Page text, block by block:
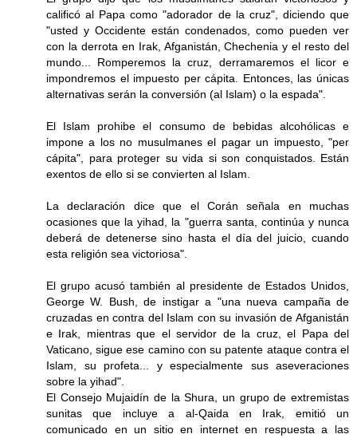
calificó al Papa como "adorador de la cruz", diciendo que
"usted y Occidente están condenados, como pueden ver
con la derrota en Irak, Afganistán, Chechenia y el resto del
mundo... Romperemos la cruz, derramaremos el licor e
impondremos el impuesto per cápita. Entonces, las únicas
alternativas serán la conversión (al Islam) o la espada".
El Islam prohibe el consumo de bebidas alcohólicas e
impone a los no musulmanes el pagar un impuesto, "per
cápita", para proteger su vida si son conquistados. Están
exentos de ello si se convierten al Islam.
La declaración dice que el Corán señala en muchas
ocasiones que la yihad, la "guerra santa, continúa y nunca
deberá de detenerse sino hasta el día del juicio, cuando
esta religión sea victoriosa".
El grupo acusó también al presidente de Estados Unidos,
George W. Bush, de instigar a "una nueva campaña de
cruzadas en contra del Islam con su invasión de Afganistán
e Irak, mientras que el servidor de la cruz, el Papa del
Vaticano, sigue ese camino con su patente ataque contra el
Islam, su profeta... y especialmente sus aseveraciones
sobre la yihad".
El Consejo Mujaidín de la Shura, un grupo de extremistas
sunitas que incluye a al-Qaida en Irak, emitió un
comunicado en un sitio en internet en respuesta a las